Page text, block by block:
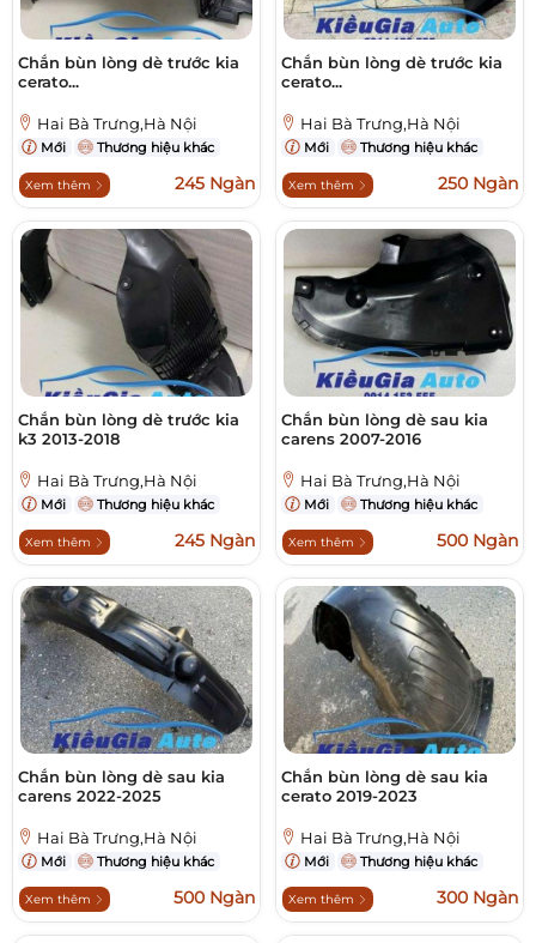
Chắn bùn lòng dè trước kia
cerato...
Hai Bà Trưng,Hà Nội
Mới Thương hiệu khác
Xem thêm 245 Ngàn
Chắn bùn lòng dè trước kia
cerato...
Hai Bà Trưng,Hà Nội
Mới Thương hiệu khác
Xem thêm 250 Ngàn
Chắn bùn lòng dè trước kia
k3 2013-2018
Hai Bà Trưng,Hà Nội
Mới Thương hiệu khác
Xem thêm 245 Ngàn
Chắn bùn lòng dè sau kia
carens 2007-2016
Hai Bà Trưng,Hà Nội
Mới Thương hiệu khác
Xem thêm 500 Ngàn
Chắn bùn lòng dè sau kia
carens 2022-2025
Hai Bà Trưng,Hà Nội
Mới Thương hiệu khác
Xem thêm 500 Ngàn
Chắn bùn lòng dè sau kia
cerato 2019-2023
Hai Bà Trưng,Hà Nội
Mới Thương hiệu khác
Xem thêm 300 Ngàn